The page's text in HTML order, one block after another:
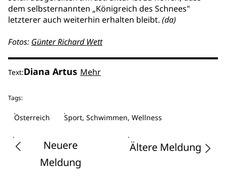
dem selbsternannten „Königreich des Schnees"
letzterer auch weiterhin erhalten bleibt. (da)
Fotos: Günter Richard Wett
Text:Diana Artus Mehr
Tags:
Österreich Sport, Schwimmen, Wellness
Neuere
Meldung
Ältere Meldung